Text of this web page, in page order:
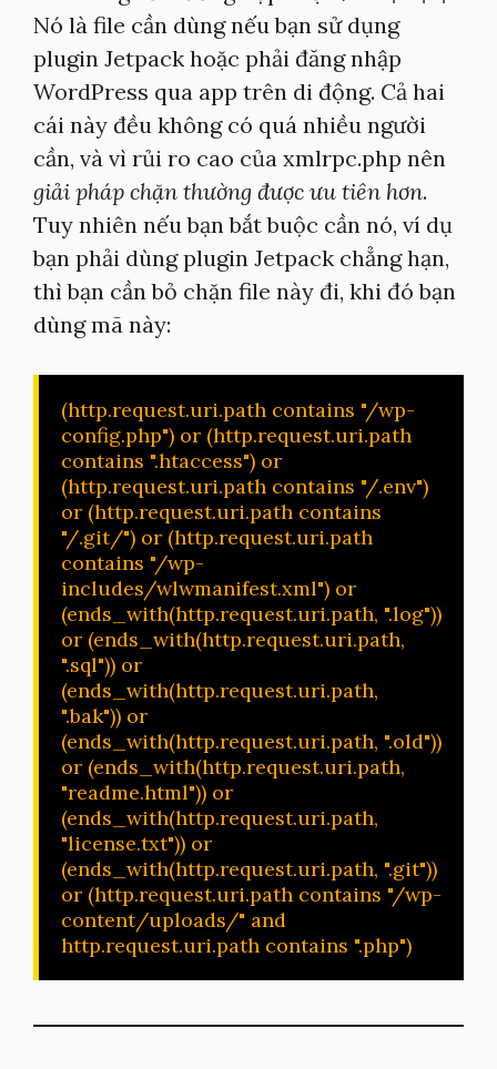
Nó là file cần dùng nếu bạn sử dụng
plugin Jetpack hoặc phải đăng nhập
WordPress qua app trên di động. Cả hai
cái này đều không có quá nhiều người
cần, và vì rủi ro cao của xmlrpc.php nên
giải pháp chặn thường được ưu tiên hơn.
Tuy nhiên nếu bạn bắt buộc cần nó, ví dụ
bạn phải dùng plugin Jetpack chẳng hạn,
thì bạn cần bỏ chặn file này đi, khi đó bạn
dùng mã này:
(http.request.uri.path contains "/wp-
config.php") or (http.request.uri.path
contains ".htaccess") or
(http.request.uri.path contains "/.env")
or (http.request.uri.path contains
"/.git/") or (http.request.uri.path
contains "/wp-
includes/wlwmanifest.xml") or
(ends_with(http.request.uri.path, ".log"))
or (ends_with(http.request.uri.path,
".sql")) or
(ends_with(http.request.uri.path,
".bak")) or
(ends_with(http.request.uri.path, ".old"))
or (ends_with(http.request.uri.path,
"readme.html")) or
(ends_with(http.request.uri.path,
"license.txt")) or
(ends_with(http.request.uri.path, ".git"))
or (http.request.uri.path contains "/wp-
content/uploads/" and
http.request.uri.path contains ".php")